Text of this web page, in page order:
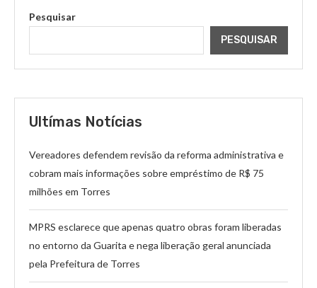
Pesquisar
PESQUISAR
Ultímas Notícias
Vereadores defendem revisão da reforma administrativa e
cobram mais informações sobre empréstimo de R$ 75
milhões em Torres
MPRS esclarece que apenas quatro obras foram liberadas
no entorno da Guarita e nega liberação geral anunciada
pela Prefeitura de Torres